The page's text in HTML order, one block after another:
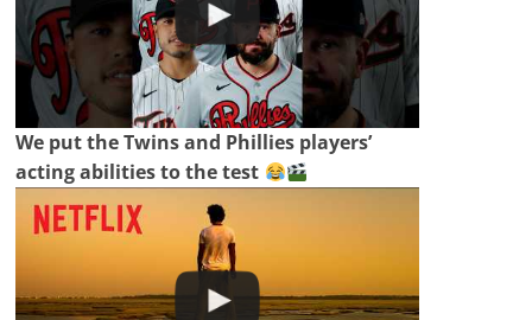
We put the Twins and Phillies players’
acting abilities to the test